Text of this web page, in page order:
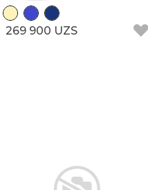
269 900 UZS